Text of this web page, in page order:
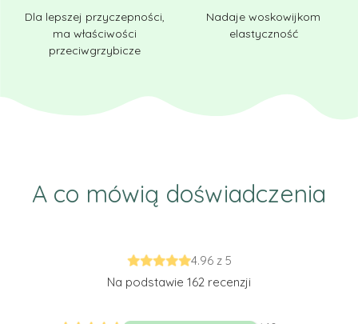
Dla lepszej przyczepności,
ma właściwości
przeciwgrzybicze
Nadaje woskowijkom
elastyczność
A co mówią doświadczenia
4.96 z 5
Na podstawie 162 recenzji